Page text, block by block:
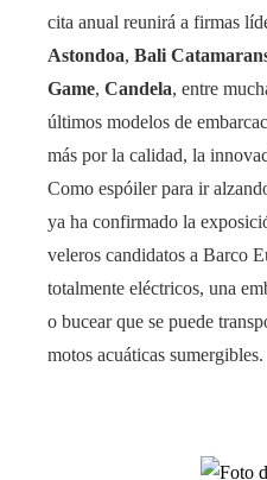
cita anual reunirá a firmas
Astondoa, Bali
Game, Candela, entre
últimos modelos de
más por la calidad, la
Como espóiler para ir
ya ha confirmado la
veleros candidatos a Barco
totalmente eléctricos, una
o bucear que se puede
motos acuáticas sumergibles.